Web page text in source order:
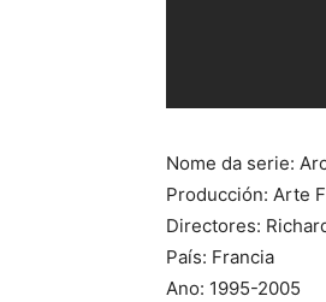
Nome da serie:
Producción: Arte
Directores:
País: Francia
Ano: 1995-2005